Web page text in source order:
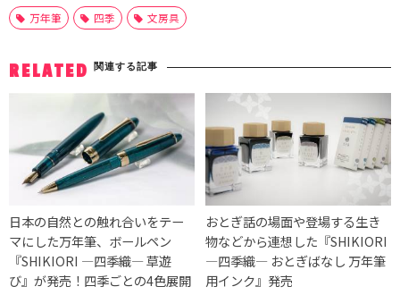
万年筆 四季 文房具
RELATED 関連する記事
日本の自然との触れ合いをテー
マにした万年筆、ボールペン
『SHIKIORI ―四季織― 草遊
び』が発売！四季ごとの4色展開
おとぎ話の場面や登場する生き
物などから連想した『SHIKIORI
―四季織― おとぎばなし 万年筆
用インク』発売